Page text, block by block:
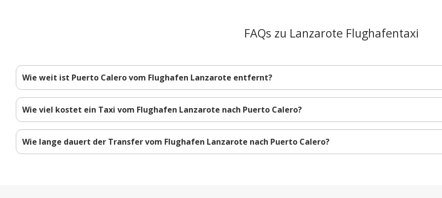
FAQs zu Lanzarote Flughafentaxi
Wie weit ist Puerto Calero vom Flughafen Lanzarote entfernt?
Wie viel kostet ein Taxi vom Flughafen Lanzarote nach Puerto Calero?
Wie lange dauert der Transfer vom Flughafen Lanzarote nach Puerto Calero?